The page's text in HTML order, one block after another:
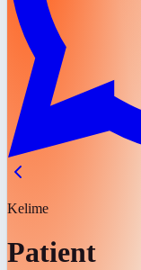
Kelime
Patient